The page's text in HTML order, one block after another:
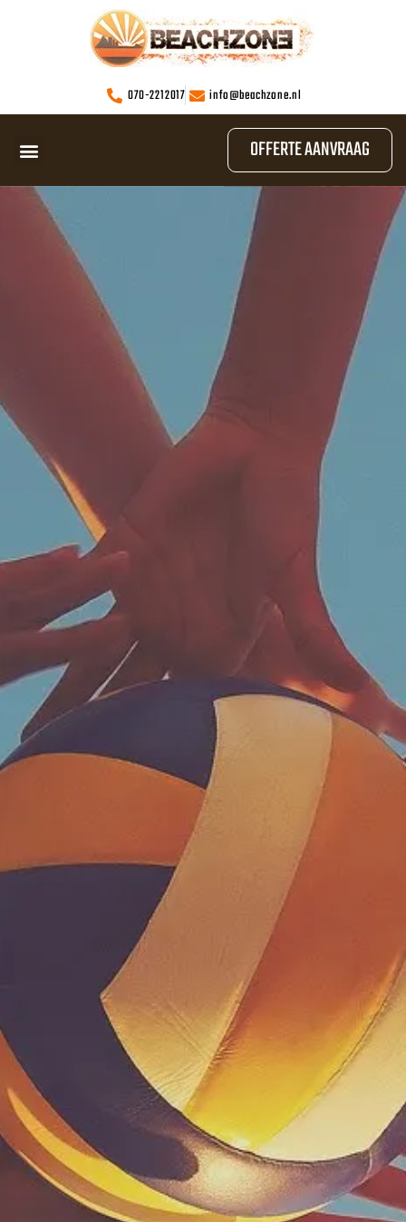
070-2212017 info@beachzone.nl
OFFERTE AANVRAAG